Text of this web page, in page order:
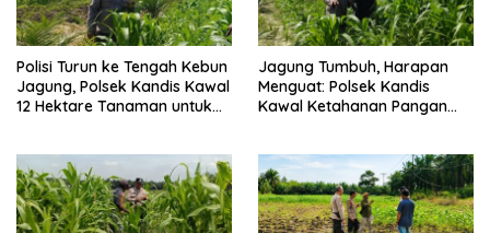
Polisi Turun ke Tengah Kebun
Jagung, Polsek Kandis Kawal
12 Hektare Tanaman untuk
Jagung Tumbuh, Harapan
Menguat: Polsek Kandis
Kawal Ketahanan Pangan